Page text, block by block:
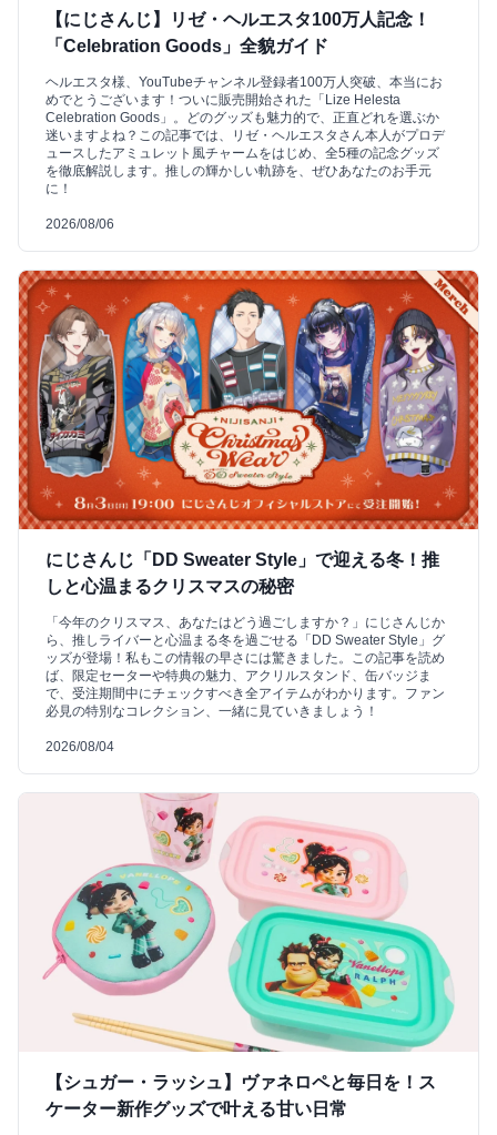
【にじさんじ】リゼ・ヘルエスタ100万人記念！
「Celebration Goods」全貌ガイド
ヘルエスタ様、YouTubeチャンネル登録者100万人突破、本当にお
めでとうございます！ついに販売開始された「Lize Helesta
Celebration Goods」。どのグッズも魅力的で、正直どれを選ぶか
迷いますよね？この記事では、リゼ・ヘルエスタさん本人がプロデ
ュースしたアミュレット風チャームをはじめ、全5種の記念グッズ
を徹底解説します。推しの輝かしい軌跡を、ぜひあなたのお手元
に！
2026/08/06
にじさんじ「DD Sweater Style」で迎える冬！推
しと心温まるクリスマスの秘密
「今年のクリスマス、あなたはどう過ごしますか？」にじさんじか
ら、推しライバーと心温まる冬を過ごせる「DD Sweater Style」グ
ッズが登場！私もこの情報の早さには驚きました。この記事を読め
ば、限定セーターや特典の魅力、アクリルスタンド、缶バッジま
で、受注期間中にチェックすべき全アイテムがわかります。ファン
必見の特別なコレクション、一緒に見ていきましょう！
2026/08/04
【シュガー・ラッシュ】ヴァネロペと毎日を！ス
ケーター新作グッズで叶える甘い日常